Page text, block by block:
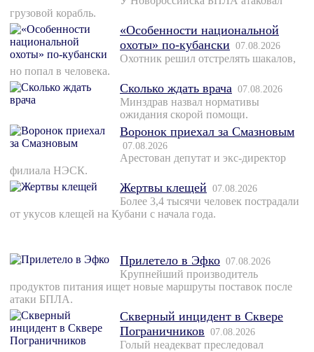
грузовой корабль.
«Особенности национальной
охоты» по-кубански 07.08.2026
Охотник решил отстрелять шакалов,
но попал в человека.
Сколько ждать врача 07.08.2026
Минздрав назвал нормативы
ожидания скорой помощи.
Воронок приехал за Смазновым
07.08.2026
Арестован депутат и экс-директор
филиала НЭСК.
Жертвы клещей 07.08.2026
Более 3,4 тысячи человек пострадали
от укусов клещей на Кубани с начала года.
Прилетело в Эфко 07.08.2026
Крупнейший производитель
продуктов питания ищет новые маршруты поставок после
атаки БПЛА.
Скверный инцидент в Сквере
Пограничников 07.08.2026
Голый неадекват преследовал